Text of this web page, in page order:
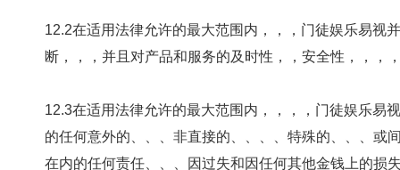
12.2在适用法律允许的最大范围内，，，门徒娱乐易
断，，，并且对产品和服务的及时性，，安全性，，
12.3在适用法律允许的最大范围内，，，，门徒娱
的任何意外的、、、非直接的、、、、特殊的
在内的任何责任、、、因过失和因任何其他金钱上的损